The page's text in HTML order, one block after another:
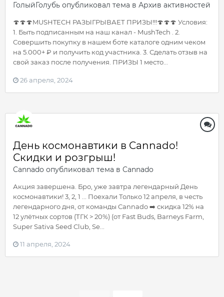
ГолыйГолубь опубликовал тема в Архив активностей
🍄🍄🍄MUSHTECH РАЗЫГРЫВАЕТ ПРИЗЫ!!!🍄🍄🍄 Условия:
1. Быть подписанным на наш канал - MushTech . 2.
Совершить покупку в нашем боте каталоге одним чеком
на 5.000+ ₽ и получить код участника. 3. Сделать отзыв на
свой заказ после получения. ПРИЗЫ 1 место...
26 апреля, 2024
День космонавтики в Cannado!
Скидки и розгрыш!
Cannado опубликовал тема в Cannado
Акция завершена. Бро, уже завтра легендарный День
космонавтики! 3, 2, 1 ... Поехали Только 12 апреля, в честь
легендарного дня, от команды Cannado ➡️ скидка 12% на
12 улётных сортов (ТГК > 20%) (от Fast Buds, Barneys Farm,
Super Sativa Seed Club, Se...
11 апреля, 2024